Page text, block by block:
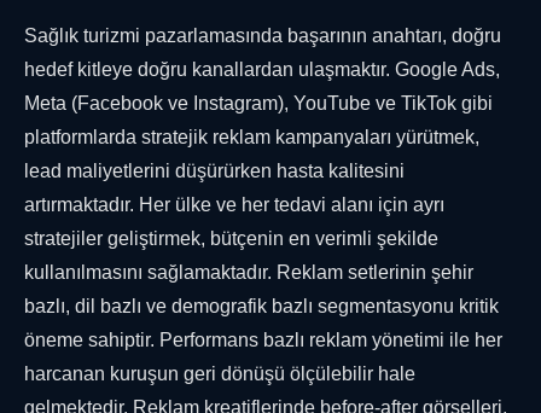
Sağlık turizmi pazarlamasında başarının anahtarı, doğru
hedef kitleye doğru kanallardan ulaşmaktır. Google Ads,
Meta (Facebook ve Instagram), YouTube ve TikTok gibi
platformlarda stratejik reklam kampanyaları yürütmek,
lead maliyetlerini düşürürken hasta kalitesini
artırmaktadır. Her ülke ve her tedavi alanı için ayrı
stratejiler geliştirmek, bütçenin en verimli şekilde
kullanılmasını sağlamaktadır. Reklam setlerinin şehir
bazlı, dil bazlı ve demografik bazlı segmentasyonu kritik
öneme sahiptir. Performans bazlı reklam yönetimi ile her
harcanan kuruşun geri dönüşü ölçülebilir hale
gelmektedir. Reklam kreatiflerinde before-after görselleri,